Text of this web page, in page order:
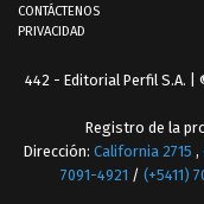
CONTÁCTENOS
PRIVACIDAD
442 - Editorial Perfil S.A. |
Registro de la
Dirección: California 2715 ,
7091-4921 / (+5411)